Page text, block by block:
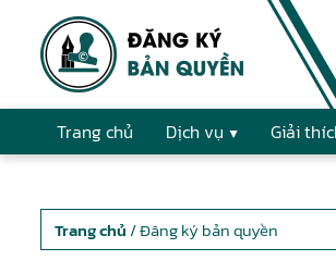
Trang chủ Dịch vụ Giải
Trang chủ / Đăng ký bản quyền